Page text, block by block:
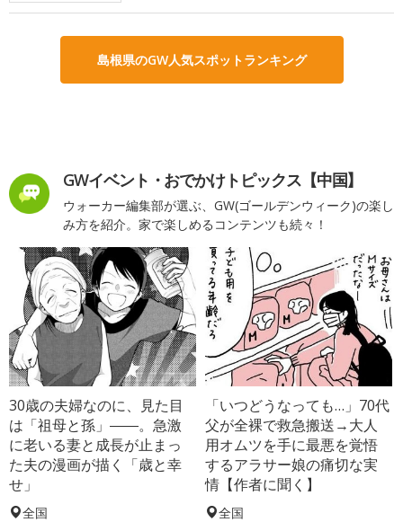
島根県のGW人気スポットランキング
GWイベント・おでかけトピックス【中国】
ウォーカー編集部が選ぶ、GW(ゴールデンウィーク)の楽し
み方を紹介。家で楽しめるコンテンツも続々！
30歳の夫婦なのに、見た目
は「祖母と孫」――。急激
に老いる妻と成長が止まっ
た夫の漫画が描く「歳と幸
せ」
全国
「いつどうなっても…」70代
父が全裸で救急搬送→大人
用オムツを手に最悪を覚悟
するアラサー娘の痛切な実
情【作者に聞く】
全国